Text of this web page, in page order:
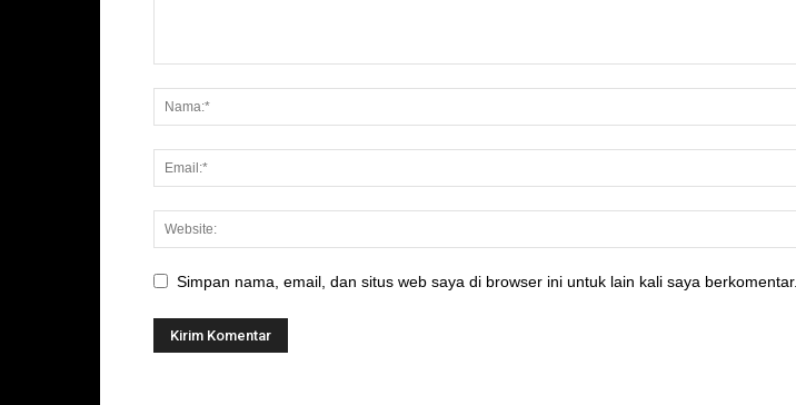
Simpan nama, email, dan situs web saya di browser ini untuk lain kali saya berkomentar.